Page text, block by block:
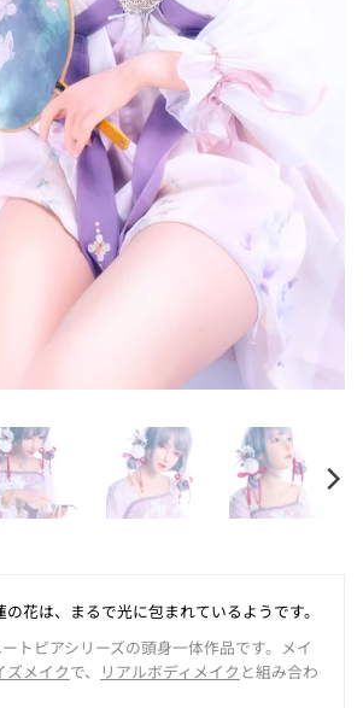
花は、まるで光に包まれているようです。
トピアシリーズの頭身一体作品です。メイ
ズメイクで、 リアルボディメイク と組み合わ